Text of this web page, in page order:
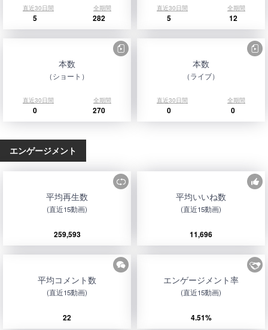
直近30日間 全期間
5 282
直近30日間 全期間
5 12
本数
（ショート）
直近30日間 全期間
0 270
本数
（ライブ）
直近30日間 全期間
0 0
エンゲージメント
平均再生数
(直近15動画)
259,593
平均いいね数
(直近15動画)
11,696
平均コメント数
(直近15動画)
22
エンゲージメント率
(直近15動画)
4.51%